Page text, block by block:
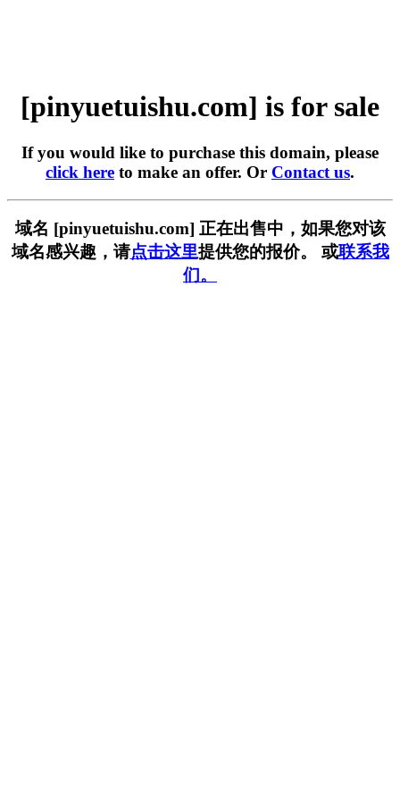
[pinyuetuishu.com] is for sale
If you would like to purchase this domain, please
click here to make an offer. Or Contact us.
域名 [pinyuetuishu.com] 正在出售中，如果您对该
域名感兴趣，请点击这里提供您的报价。 或联系我
们。